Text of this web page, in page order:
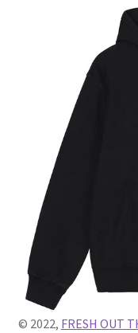
© 2022, FRESH OUT